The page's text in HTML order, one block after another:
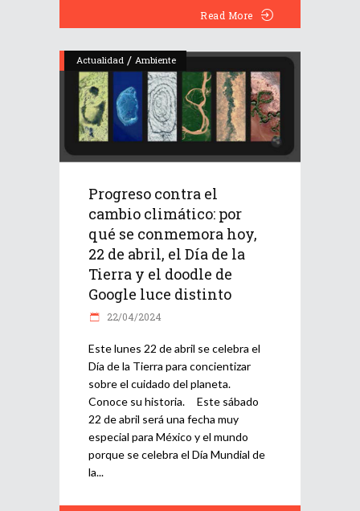
Read More
Actualidad / Ambiente
Progreso contra el
cambio climático: por
qué se conmemora hoy,
22 de abril, el Día de la
Tierra y el doodle de
Google luce distinto
22/04/2024
Este lunes 22 de abril se celebra el
Día de la Tierra para concientizar
sobre el cuidado del planeta.
Conoce su historia. Este sábado
22 de abril será una fecha muy
especial para México y el mundo
porque se celebra el Día Mundial de
la